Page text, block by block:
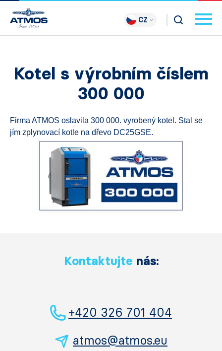
CZ
Kotel s výrobním číslem
300 000
Firma ATMOS oslavila 300 000. vyrobený kotel. Stal se
jím zplynovací kotle na dřevo DC25GSE.
Kontaktujte nás:
+420 326 701 404
atmos@atmos.eu